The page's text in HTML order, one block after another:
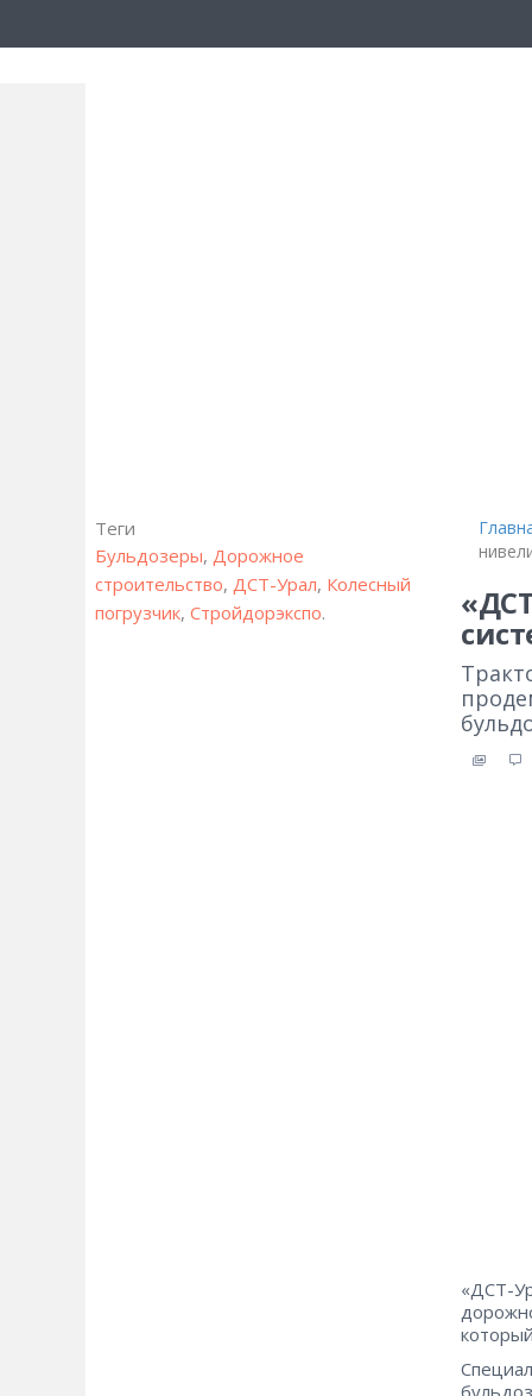
Теги
Бульдозеры, Дорожное
строительство, ДСТ-Урал, Колесный
погрузчик, Стройдорэкспо.
«ДСТ-